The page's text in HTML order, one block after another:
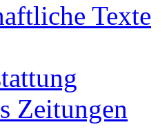
Texte
Zeitungen